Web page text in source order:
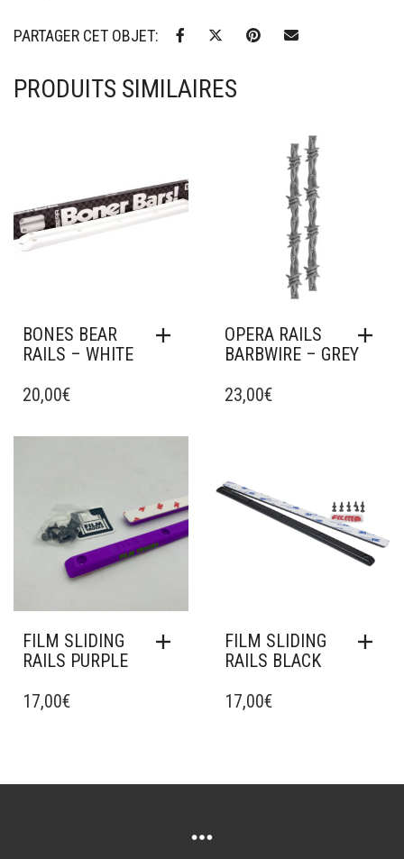
PARTAGER CET OBJET:
PRODUITS SIMILAIRES
BONES BEAR
RAILS – WHITE
20,00€
Ajouter à mes favoris
OPERA RAILS
BARBWIRE – GREY
23,00€
FILM SLIDING
RAILS PURPLE
17,00€
FILM SLIDING
RAILS BLACK
17,00€